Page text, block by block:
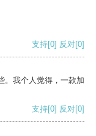
支持[0] 反对[0]
。我个人觉得，一款加
支持[0] 反对[0]